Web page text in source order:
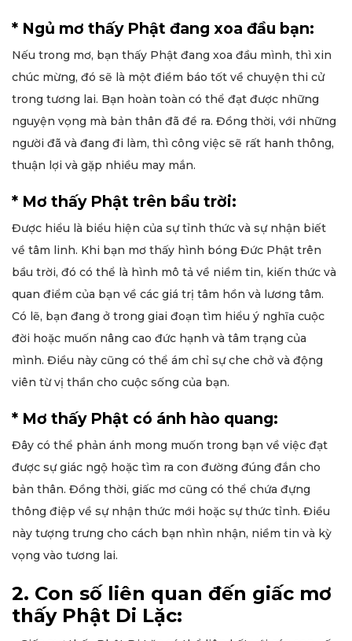
* Ngủ mơ thấy Phật đang xoa đầu bạn:
Nếu trong mơ, bạn thấy Phật đang xoa đầu mình, thì xin
chúc mừng, đó sẽ là một điềm báo tốt về chuyện thi cử
trong tương lai. Bạn hoàn toàn có thể đạt được những
nguyện vọng mà bản thân đã đề ra. Đồng thời, với những
người đã và đang đi làm, thì công việc sẽ rất hanh thông,
thuận lợi và gặp nhiều may mắn.
* Mơ thấy Phật trên bầu trời:
Được hiểu là biểu hiện của sự tỉnh thức và sự nhận biết
về tâm linh. Khi bạn mơ thấy hình bóng Đức Phật trên
bầu trời, đó có thể là hình mô tả về niềm tin, kiến thức và
quan điểm của bạn về các giá trị tâm hồn và lương tâm.
Có lẽ, bạn đang ở trong giai đoạn tìm hiểu ý nghĩa cuộc
đời hoặc muốn nâng cao đức hạnh và tâm trạng của
mình. Điều này cũng có thể ám chỉ sự che chở và động
viên từ vị thần cho cuộc sống của bạn.
* Mơ thấy Phật có ánh hào quang:
Đây có thể phản ánh mong muốn trong bạn về việc đạt
được sự giác ngộ hoặc tìm ra con đường đúng đắn cho
bản thân. Đồng thời, giấc mơ cũng có thể chứa đựng
thông điệp về sự nhận thức mới hoặc sự thức tỉnh. Điều
này tượng trưng cho cách bạn nhìn nhận, niềm tin và kỳ
vọng vào tương lai.
2. Con số liên quan đến giấc mơ
thấy Phật Di Lặc: